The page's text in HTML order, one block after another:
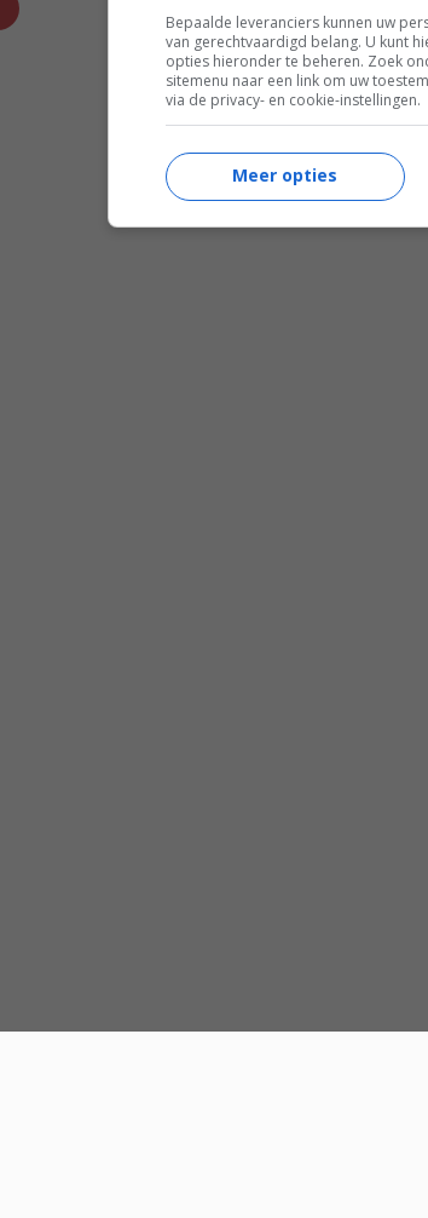
Bepaalde leveranciers kunnen uw
van gerechtvaardigd belang. U kunt
opties hieronder te beheren. Zoek
sitemenu naar een link om uw
via de privacy- en cookie-instellingen.
Meer opties